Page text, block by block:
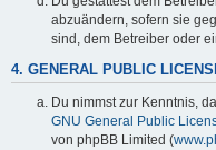
abzuändern, sofern sie
sind, dem Betreiber oder
4. GENERAL PUBLIC
Du nimmst zur Kenntnis,
GNU General Public
von phpBB Limited (